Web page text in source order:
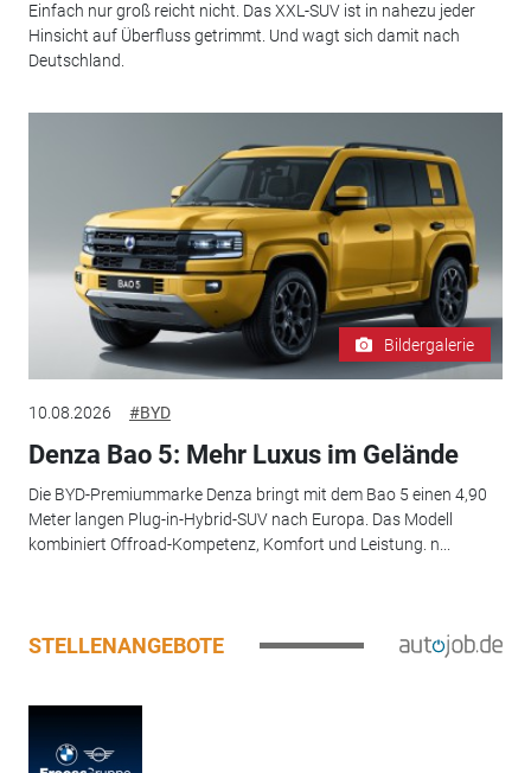
Einfach nur groß reicht nicht. Das XXL-SUV ist in nahezu jeder
Hinsicht auf Überfluss getrimmt. Und wagt sich damit nach
Deutschland.
Bildergalerie
10.08.2026 #BYD
Denza Bao 5: Mehr Luxus im Gelände
Die BYD-Premiummarke Denza bringt mit dem Bao 5 einen 4,90
Meter langen Plug-in-Hybrid-SUV nach Europa. Das Modell
kombiniert Offroad-Kompetenz, Komfort und Leistung. n...
STELLENANGEBOTE